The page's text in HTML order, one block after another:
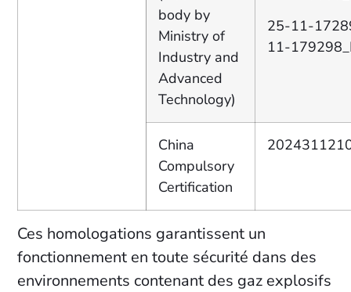
body by
Ministry of
Industry and
Advanced
Technology)
25-11-
11-
China
Compulsory
Certification
Ces homologations garantissent un
fonctionnement en toute sécurité dans des
environnements contenant des gaz explosifs